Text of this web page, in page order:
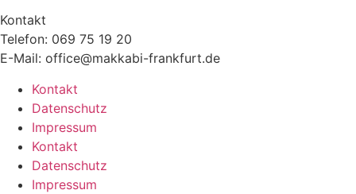
Kontakt
Telefon: 069 75 19 20
E-Mail: office@makkabi-frankfurt.de
Kontakt
Datenschutz
Impressum
Kontakt
Datenschutz
Impressum